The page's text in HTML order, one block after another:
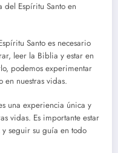
del Espíritu Santo en
Santo es necesario
leer la Biblia y estar en
podemos experimentar
en nuestras vidas.
una experiencia única y
vidas. Es importante estar
y seguir su guía en todo